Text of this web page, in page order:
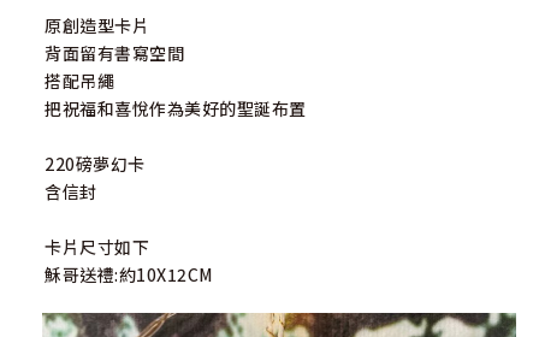
原創造型卡片
背面留有書寫空間
搭配吊繩
把祝福和喜悅作為美好的聖誕布置
220磅夢幻卡
含信封
卡片尺寸如下
穌哥送禮:約10X12CM